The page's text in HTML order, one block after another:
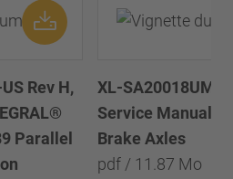
Rev H,
Parallel
XL-SA20018UM-
Service Manual
Brake Axles
pdf / 11.87 Mo